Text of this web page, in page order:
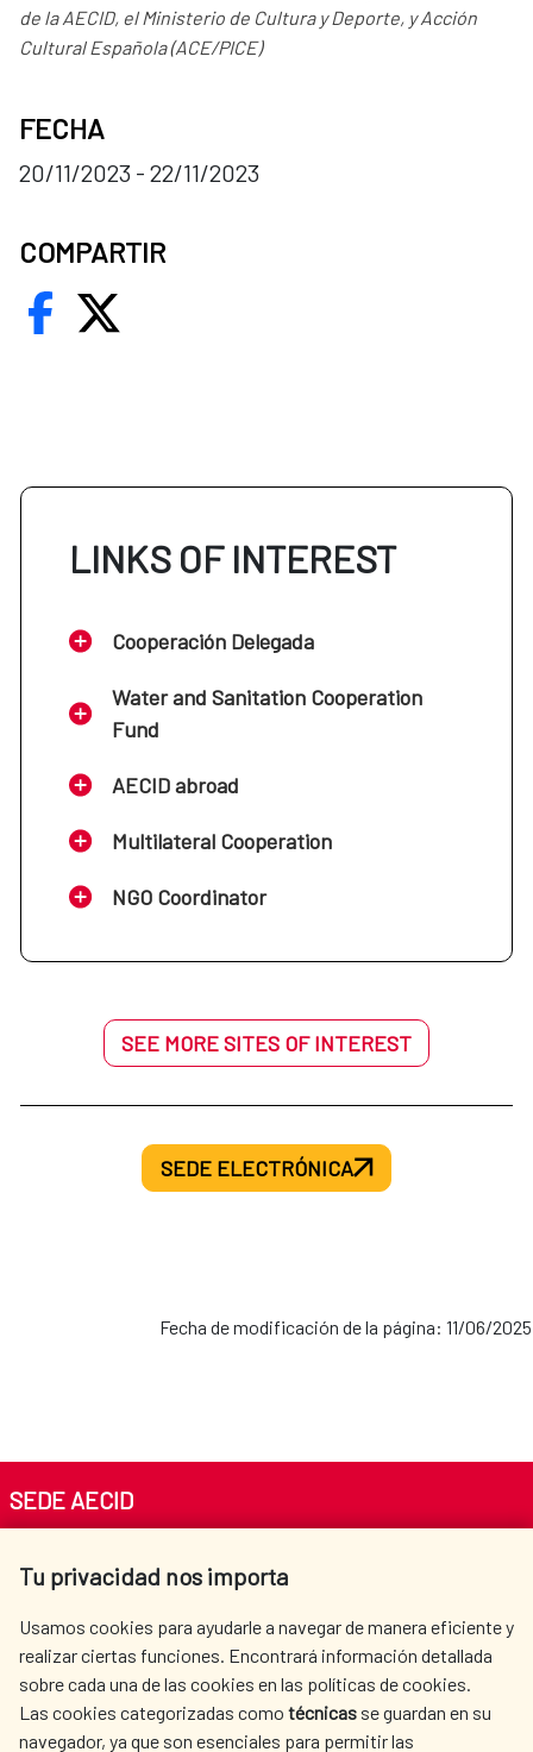
de la AECID, el Ministerio de Cultura y Deporte, y Acción
Cultural Española (ACE/PICE)
FECHA
20/11/2023 - 22/11/2023
COMPARTIR
LINKS OF INTEREST
Cooperación Delegada
Water and Sanitation Cooperation
Fund
AECID abroad
Multilateral Cooperation
NGO Coordinator
SEE MORE SITES OF INTEREST
SEDE ELECTRÓNICA
Fecha de modificación de la página: 11/06/2025
Tu privacidad nos importa
Usamos cookies para ayudarle a navegar de manera eficiente y
realizar ciertas funciones. Encontrará información detallada
sobre cada una de las cookies en las políticas de cookies.
Las cookies categorizadas como técnicas se guardan en su
navegador, ya que son esenciales para permitir las
SEDE AECID
Tel. +34 900 20 30 54​​​​​​​
AECID
WHERE DO WE COOPERATE?
SPANISH HUMANITARIAN
PRESS ROOM